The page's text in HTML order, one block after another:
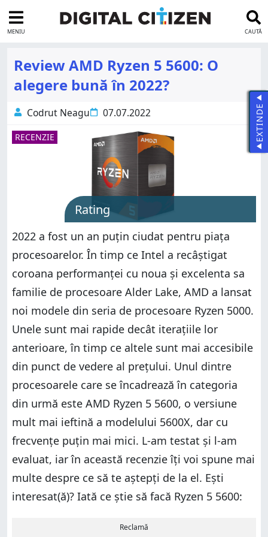
MENIU CAUTĂ
Review AMD Ryzen 5 5600: O
alegere bună în 2022?
Codrut Neagu 07.07.2022
RECENZIE
Rating
2022 a fost un an puțin ciudat pentru piața
procesoarelor. În timp ce Intel a recâștigat
coroana performanței cu noua și excelenta sa
familie de procesoare Alder Lake, AMD a lansat
noi modele din seria de procesoare Ryzen 5000.
Unele sunt mai rapide decât iterațiile lor
anterioare, în timp ce altele sunt mai accesibile
din punct de vedere al prețului. Unul dintre
procesoarele care se încadrează în categoria
din urmă este AMD Ryzen 5 5600, o versiune
mult mai ieftină a modelului 5600X, dar cu
frecvențe puțin mai mici. L-am testat și l-am
evaluat, iar în această recenzie îți voi spune mai
multe despre ce să te aștepți de la el. Ești
interesat(ă)? Iată ce știe să facă Ryzen 5 5600:
Reclamă
EXTINDE